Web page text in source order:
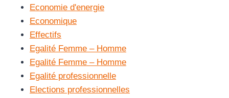
Economie d'energie
Economique
Effectifs
Egalité Femme – Homme
Egalité Femme – Homme
Egalité professionnelle
Elections professionnelles